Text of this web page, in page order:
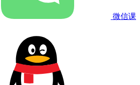
微信课